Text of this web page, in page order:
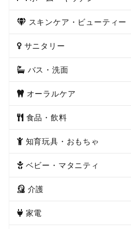
スキンケア・ビューティー
サニタリー
バス・洗面
オーラルケア
食品・飲料
知育玩具・おもちゃ
ベビー・マタニティ
介護
家電